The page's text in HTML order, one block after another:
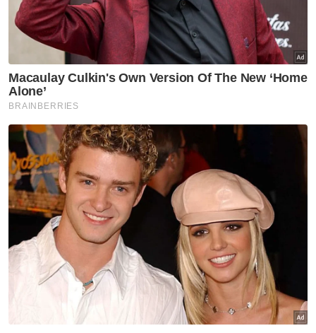
Bagasi berisi bahan
menyerupai dadah, bahan
letupan: Polis buka kertas
siasatan
Semasa
Pempengaruh dakwa dibuli
Semasa
Ingin berdikari alasan Dhia
Zahraaxavieta Neelopher
keluar rumah